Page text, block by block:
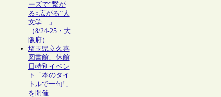
ーズで“繋が
る×広がる”人
文学―」
（8/24-25・大
阪府）
埼玉県立久喜
図書館、休館
日特別イベン
ト「本のタイ
トルで一句!」
を開催